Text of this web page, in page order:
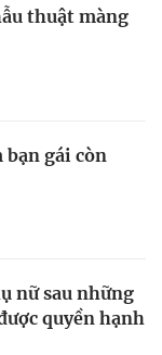
thuật màng
gái còn
nữ sau những
quyền hạnh